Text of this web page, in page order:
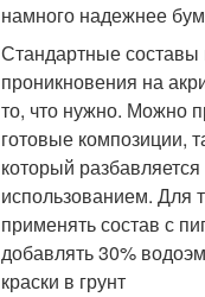
намного надежнее
Стандартные составы
проникновения на
то, что нужно. Можно
готовые композиции,
который
использованием. Для
применять состав с
добавлять 30%
краски в грунт